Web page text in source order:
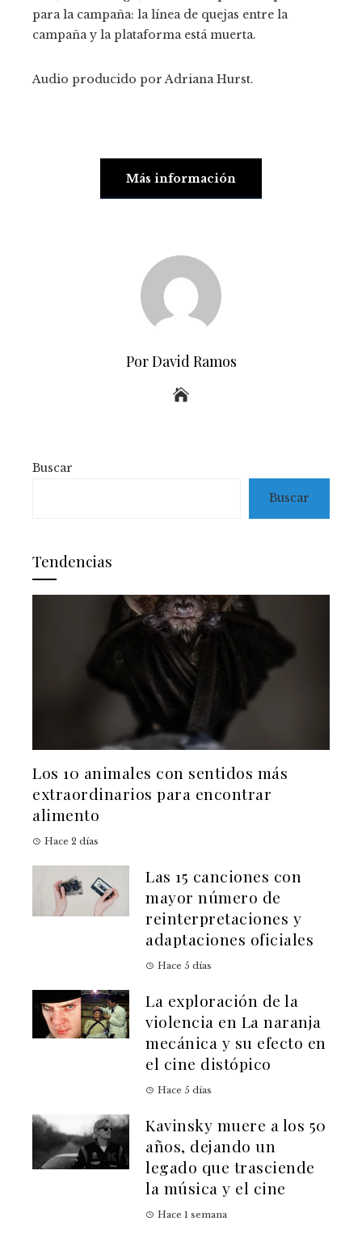
para la campaña: la línea de quejas entre la
campaña y la plataforma está muerta.
Audio producido porAdriana Hurst.
Más información
Por David Ramos
Buscar
Buscar
Tendencias
Los 10 animales con sentidos más
extraordinarios para encontrar
alimento
Hace 2 días
Las 15 canciones con
mayor número de
reinterpretaciones y
adaptaciones oficiales
Hace 5 días
La exploración de la
violencia en La naranja
mecánica y su efecto en
el cine distópico
Hace 5 días
Kavinsky muere a los 50
años, dejando un
legado que trasciende
la música y el cine
Hace 1 semana